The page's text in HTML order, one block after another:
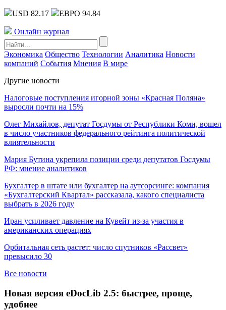
USD 82.17 ЕВРО 94.84
Онлайн журнал
Экономика Общество Технологии Аналитика Новости
компаний События Мнения В мире
Другие новости
Налоговые поступления игорной зоны «Красная Поляна»
выросли почти на 15%
Олег Михайлов, депутат Госдумы от Республики Коми, вошел
в число участников федерального рейтинга политической
влиятельности
Мария Бутина укрепила позиции среди депутатов Госдумы
РФ: мнение аналитиков
Бухгалтер в штате или бухгалтер на аутсорсинге: компания
«Бухгалтерский Квартал» рассказала, какого специалиста
выбрать в 2026 году
Иран усиливает давление на Кувейт из-за участия в
американских операциях
Орбитальная сеть растет: число спутников «Рассвет»
превысило 30
Все новости
Новая версия eDocLib 2.5: быстрее, проще,
удобнее